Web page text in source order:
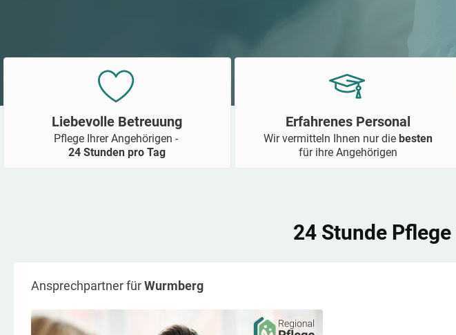
Liebevolle Betreuung
Pflege Ihrer Angehörigen -
24 Stunden pro Tag
Erfahrenes Personal
Wir vermitteln Ihnen nur diebesten
für ihre Angehörigen
24 Stunde Pflege
Ansprechpartner fürWurmberg